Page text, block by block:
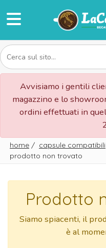
Avvisiamo i gentili
magazzino e lo
ordini effettuati in
home / capsule compatibili
prodotto non trovato
Prodotto
Siamo spiacenti, il
è al